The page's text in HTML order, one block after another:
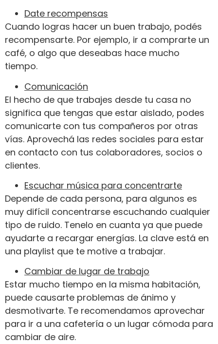
Date recompensas
Cuando logras hacer un buen trabajo, podés
recompensarte. Por ejemplo, ir a comprarte un
café, o algo que deseabas hace mucho
tiempo.
Comunicación
El hecho de que trabajes desde tu casa no
significa que tengas que estar aislado, podes
comunicarte con tus compañeros por otras
vías. Aprovechá las redes sociales para estar
en contacto con tus colaboradores, socios o
clientes.
Escuchar música para concentrarte
Depende de cada persona, para algunos es
muy difícil concentrarse escuchando cualquier
tipo de ruido. Tenelo en cuanta ya que puede
ayudarte a recargar energías. La clave está en
una playlist que te motive a trabajar.
Cambiar de lugar de trabajo
Estar mucho tiempo en la misma habitación,
puede causarte problemas de ánimo y
desmotivarte. Te recomendamos aprovechar
para ir a una cafetería o un lugar cómoda para
cambiar de aire.